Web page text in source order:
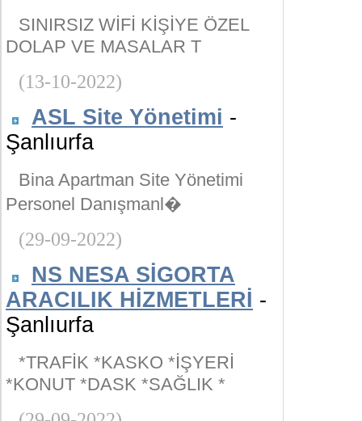
SINIRSIZ WİFİ KİŞİYE ÖZEL
DOLAP VE MASALAR T
(13-10-2022)
ASL Site Yönetimi -
Şanlıurfa
Bina Apartman Site Yönetimi
Personel Danışmanl�
(29-09-2022)
NS NESA SİGORTA
ARACILIK HİZMETLERİ -
Şanlıurfa
*TRAFİK *KASKO *İŞYERİ
*KONUT *DASK *SAĞLIK *